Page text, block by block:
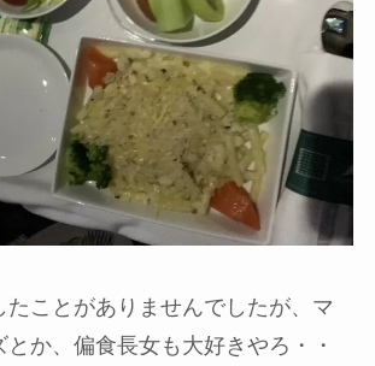
たことがありませんでしたが、マ
とか、偏食長女も大好きやろ・・